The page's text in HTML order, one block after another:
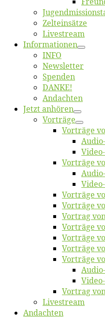
Zelt­ein­sät­ze
Live­stream
Informatio­nen
INFO
News­let­ter
Spen­den
DANKE!
An­dach­ten
Jetzt an­hö­ren
Vor­trä­ge
Vor­trä­ge
Vor­trä­ge
Vor­trä­ge
Vor­trä­ge
Vor­trag
Vor­trä­ge
Vor­trä­ge
Vor­trä­ge
Vor­trä­ge
Vor­trag
Live­stream
An­dach­ten